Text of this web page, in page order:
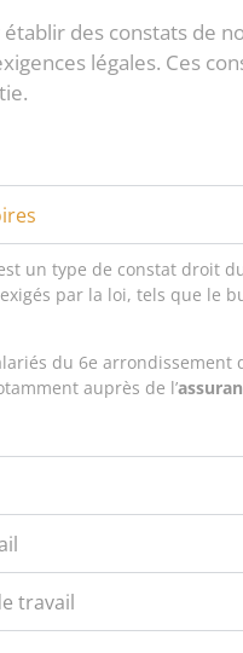
des constats de
légales. Ces
un type de constat droit
par la loi, tels que
du 6e
auprès de l’
travail